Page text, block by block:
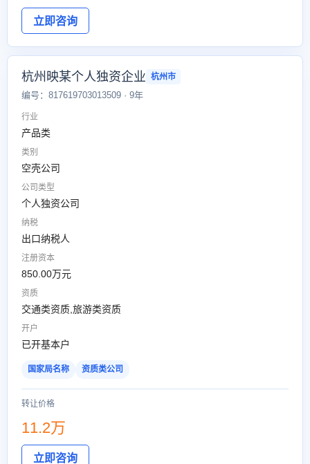
立即咨询
杭州映某个人独资企业 杭州市
编号：817619703013509 · 9年
行业
产品类
类别
空壳公司
公司类型
个人独资公司
纳税
出口纳税人
注册资本
850.00万元
资质
交通类资质,旅游类资质
开户
已开基本户
国家局名称 资质类公司
转让价格
11.2万
立即咨询